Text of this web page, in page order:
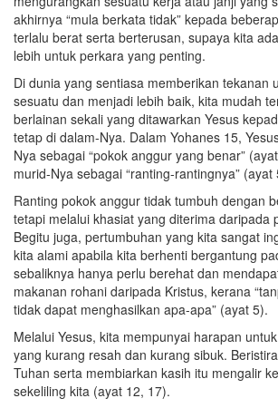
akhirnya “mula berkata tidak” kepada
terlalu berat serta berterusan, supaya kita
lebih untuk perkara yang penting.
Di dunia yang sentiasa memberikan tekanan
sesuatu dan menjadi lebih baik, kita mudah
berlainan sekali yang ditawarkan Yesus
tetap di dalam-Nya. Dalam Yohanes 15,
Nya sebagai “pokok anggur yang benar”
murid-Nya sebagai “ranting-rantingnya” (ayat
Ranting pokok anggur tidak tumbuh dengan
tetapi melalui khasiat yang diterima daripada
Begitu juga, pertumbuhan yang kita sangat
kita alami apabila kita berhenti bergantung
sebaliknya hanya perlu berehat dan
makanan rohani daripada Kristus, kerana
tidak dapat menghasilkan apa-apa” (ayat 5).
Melalui Yesus, kita mempunyai harapan
yang kurang resah dan kurang sibuk.
Tuhan serta membiarkan kasih itu mengalir
sekeliling kita (ayat 12, 17).